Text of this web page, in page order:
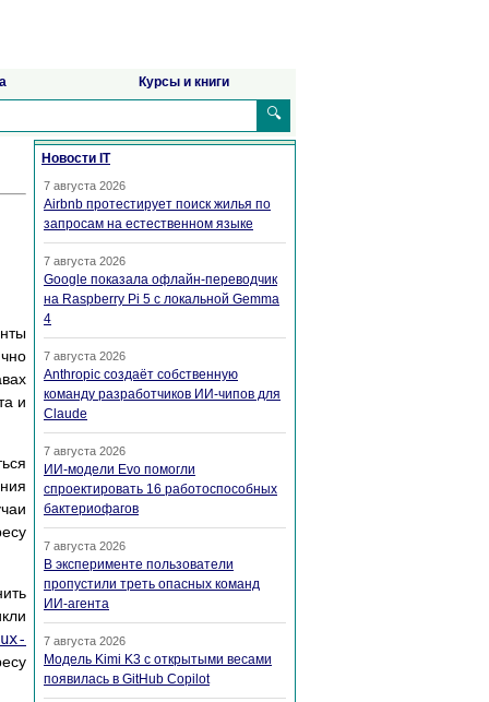
Курсы и книги
🔍
и
Новости IT
7 августа 2026
Airbnb протестирует поиск жилья по
запросам на естественном языке
7 августа 2026
Google показала офлайн-переводчик
на Raspberry Pi 5 с локальной Gemma
4
7 августа 2026
Anthropic создаёт собственную
команду разработчиков ИИ-чипов для
Claude
7 августа 2026
ИИ-модели Evo помогли
спроектировать 16 работоспособных
бактериофагов
7 августа 2026
В эксперименте пользователи
пропустили треть опасных команд
ИИ-агента
7 августа 2026
Модель Kimi K3 с открытыми весами
появилась в GitHub Copilot